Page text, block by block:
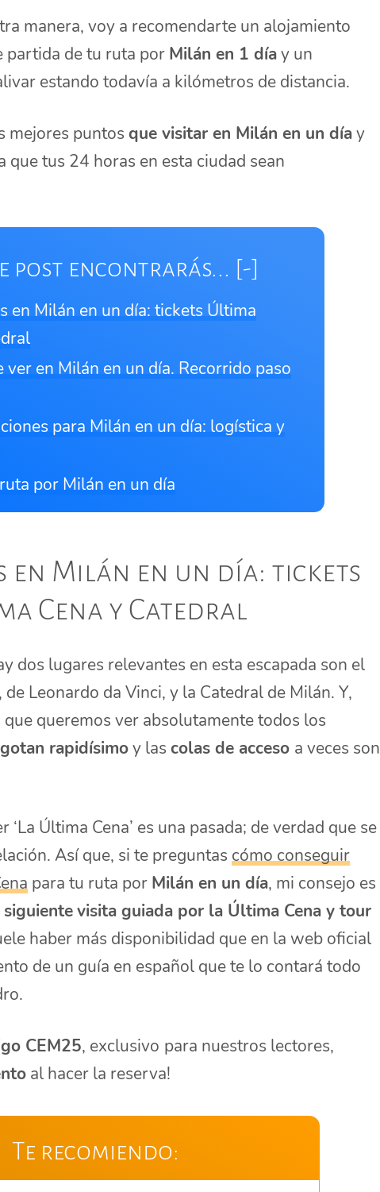
manera, voy a recomendarte un alojamiento
partida de tu ruta por Milán en 1 díay un
estando todavía a kilómetros de distancia.
mejores puntosque visitar en Milán en un díay
que tus 24 horas en esta ciudad sean
post encontrarás...
en Milán en un día: tickets Última
ver en Milán en un día. Recorrido paso
para Milán en un día: logística y
por Milán en un día
Milán en un día: tickets
Cena y Catedral
dos lugares relevantes en esta escapada son el
de Leonardo da Vinci, y la Catedral de Milán. Y,
queremos ver absolutamente todos los
rapidísimoy lascolas de acceso a veces son
‘La Última Cena’ es una pasada; de verdad que se
Así que, si te preguntascómo conseguir
para tu ruta por Milán en un día, mi consejo es
visita guiada por la Última Cena y tour
haber más disponibilidad que en la web oficial
de un guía en español que te lo contará todo
CEM25, exclusivo para nuestros lectores,
al hacer la reserva!
Te recomiendo: